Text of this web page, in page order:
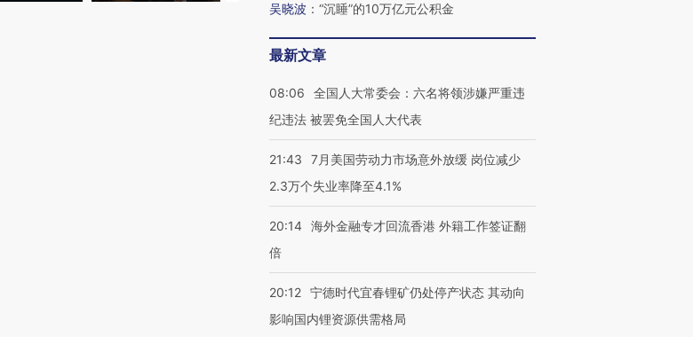
吴晓波 ： “沉睡”的10万亿元公积金
最新文章
08:06
全国人大常委会：六名将领涉嫌严重违
纪违法 被罢免全国人大代表
21:43
7月美国劳动力市场意外放缓 岗位减少
2.3万个失业率降至4.1%
20:14 海外金融专才回流香港 外籍工作签证翻
倍
20:12 宁德时代宜春锂矿仍处停产状态 其动向
影响国内锂资源供需格局